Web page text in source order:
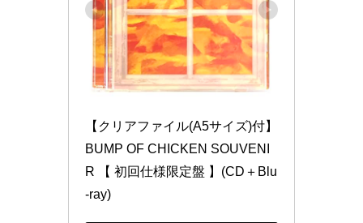
【クリアファイル(A5サイズ)付】
BUMP OF CHICKEN SOUVENI
R 【 初回仕様限定盤 】(CD＋Blu
-ray)